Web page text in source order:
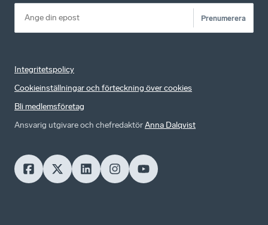
Prenumerera
Integritetspolicy
Cookieinställningar och förteckning över cookies
Bli medlemsföretag
Ansvarig utgivare och chefredaktörAnna Dalqvist